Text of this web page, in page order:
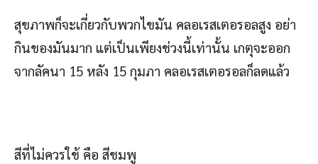
สุขภาพก็จะเกี่ยวกับพวกไขมัน คลอเรสเตอรอลสูง อย่า
กินของมันมาก แต่เป็นเพียงช่วงนี้เท่านั้น เกตุจะออก
จากลัคนา 15 หลัง 15 กุมภา คลอเรสเตอรอลก็ลดแล้ว
สีที่ไม่ควรใช้ คือ สีชมพู